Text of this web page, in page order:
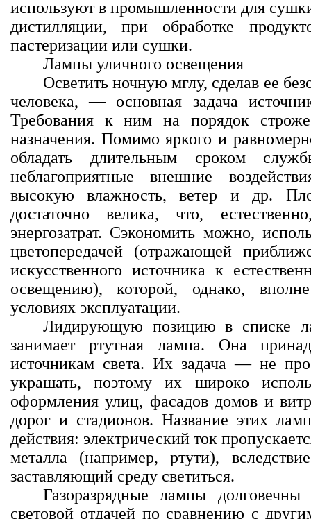
используют в промышленности для
дистилляции, при обработке
пастеризации или сушки.
Лампы уличного освещения
Осветить ночную мглу, сделав ее
человека, — основная задача
Требования к ним на порядок
назначения. Помимо яркого и
обладать длительным сроком
неблагоприятные внешние
высокую влажность, ветер и др.
достаточно велика, что,
энергозатрат. Сэкономить можно,
цветопередачей (отражающей
искусственного источника к
освещению), которой, однако,
условиях эксплуатации.
Лидирующую позицию в списке
занимает ртутная лампа. Она
источникам света. Их задача — не
украшать, поэтому их широко
оформления улиц, фасадов домов и
дорог и стадионов. Название этих
действия: электрический ток
металла (например, ртути),
заставляющий среду светиться.
Газоразрядные лампы
световой отдачей по сравнению с